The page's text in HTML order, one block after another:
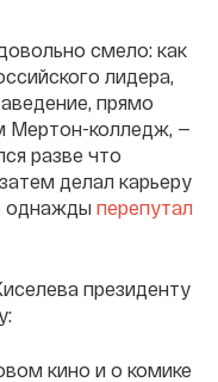
смело: как
лидера,
прямо
Мертон-колледж, —
разве что
делал карьеру
однажды перепутал
президенту
кино и о комике